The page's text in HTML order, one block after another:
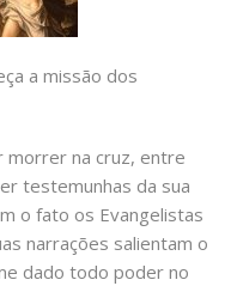
a missão dos
morrer na cruz, entre
testemunhas da sua
o fato os Evangelistas
narrações salientam o
dado todo poder no